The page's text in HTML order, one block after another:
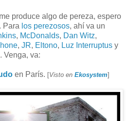
produce algo de pereza, espero
Para los perezosos, ahí va un
, McDonalds, Dan Witz,
, JR, Eltono, Luz Interruptus y
. Venga, va:
en París. [Visto en Ekosystem]